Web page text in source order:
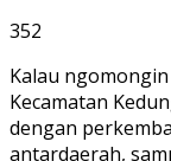
352
Kalau
Kecamatan
dengan
antardaerah,